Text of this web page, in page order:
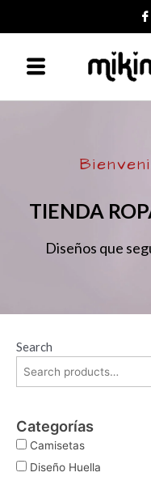
TIENDA
Diseños que
Search
Categorías
Camisetas
Diseño Huella